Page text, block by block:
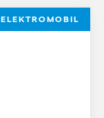
ELEKTROMOBIL